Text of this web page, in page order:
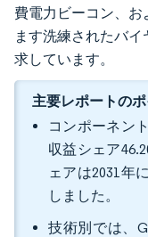
費電力ビーコン、
ます洗練されたバ
求しています。
主要レポートのポ
コンポーネン
収益シェア
ェアは2031年
しました。
技術別では、